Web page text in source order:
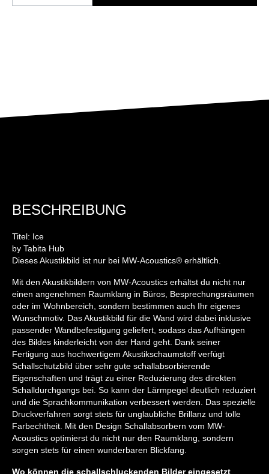
BESCHREIBUNG
Titel: Ice
by Tabita Hub
Dieses Akustikbild ist nur bei MW-Acoustics® erhältlich.
Mit den Akustikbildern von MW-Acoustics erhältst du nicht nur
einen angenehmen Raumklang in Büros, Besprechungsräumen
oder im Wohnbereich, sondern bestimmen auch Ihr eigenes
Wunschmotiv. Das Akustikbild für die Wand wird dabei inklusive
passender Wandbefestigung geliefert, sodass das Aufhängen
des Bildes kinderleicht von der Hand geht. Dank seiner
Fertigung aus hochwertigem Akustikschaumstoff verfügt
Schallschutzbild über sehr gute schallabsorbierende
Eigenschaften und trägt zu einer Reduzierung des direkten
Schalldurchgangs bei. So kann der Lärmpegel deutlich reduziert
und die Sprachkommunikation verbessert werden. Das spezielle
Druckverfahren sorgt stets für unglaubliche Brillanz und tolle
Farbechtheit. Mit den Design Schallabsorbern vom MW-
Acoustics optimierst du nicht nur den Raumklang, sondern
sorgen stets für einen wunderbaren Blickfang.
Wo können die schallschluckenden Bilder eingesetzt